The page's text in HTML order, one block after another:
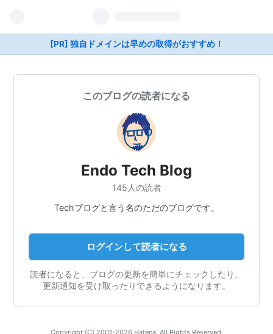
[PR] 独自ドメインは早めの取得がおすすめ！
このブログの読者になる
Endo Tech Blog
145人の読者
Techブログと言う名のただのブログです。
ログインして読者になる
読者になると、ブログの更新を簡単にチェックしたり、
更新通知を受け取ったりできるようになります。
Copyright (C) 2001-2026 Hatena. All Rights Reserved.